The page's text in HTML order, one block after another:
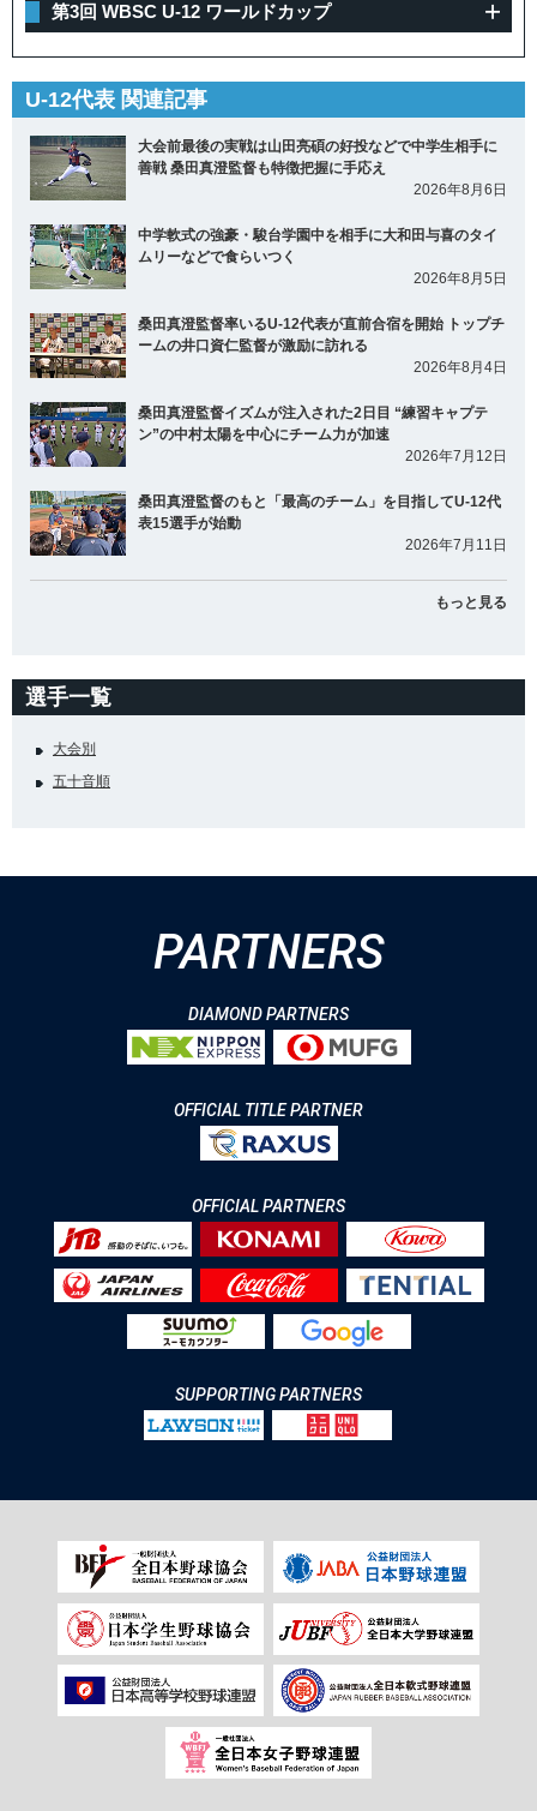
第3回 WBSC U-12 ワールドカップ
U-12代表 関連記事
大会前最後の実戦は山田亮碩の好投などで中学生相手に
善戦 桑田真澄監督も特徴把握に手応え
2026年8月6日
中学軟式の強豪・駿台学園中を相手に大和田与喜のタイ
ムリーなどで食らいつく
2026年8月5日
桑田真澄監督率いるU-12代表が直前合宿を開始 トップチ
ームの井口資仁監督が激励に訪れる
2026年8月4日
桑田真澄監督イズムが注入された2日目 “練習キャプテ
ン”の中村太陽を中心にチーム力が加速
2026年7月12日
桑田真澄監督のもと「最高のチーム」を目指してU-12代
表15選手が始動
2026年7月11日
もっと見る
選手一覧
大会別
五十音順
PARTNERS
DIAMOND PARTNERS
OFFICIAL TITLE PARTNER
OFFICIAL PARTNERS
SUPPORTING PARTNERS